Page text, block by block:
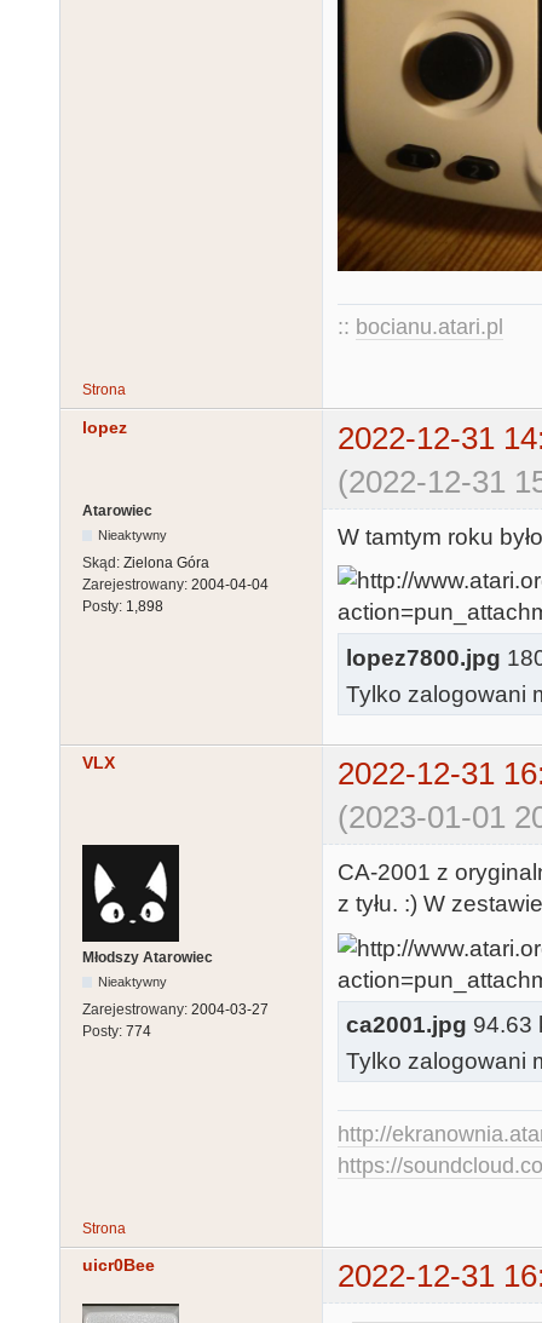
:: bocianu.atari.pl
Strona
lopez
2022-12-31
(2022-12-31
Atarowiec
Nieaktywny
Skąd: Zielona Góra
Zarejestrowany: 2004-04-04
Posty: 1,898
W tamtym roku
lopez7800.jpg
Tylko zalogowani
VLX
2022-12-31
(2023-01-01
Młodszy Atarowiec
Nieaktywny
Zarejestrowany: 2004-03-27
Posty: 774
CA-2001 z
z tyłu. :) W
ca2001.jpg 94.63
Tylko zalogowani
http://
https://
Strona
uicr0Bee 2022-12-31